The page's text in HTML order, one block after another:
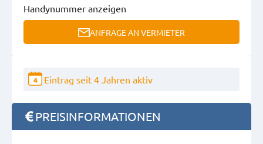
Handynummer anzeigen
ANFRAGE AN VERMIETER
4 Eintrag seit 4 Jahren aktiv
PREISINFORMATIONEN